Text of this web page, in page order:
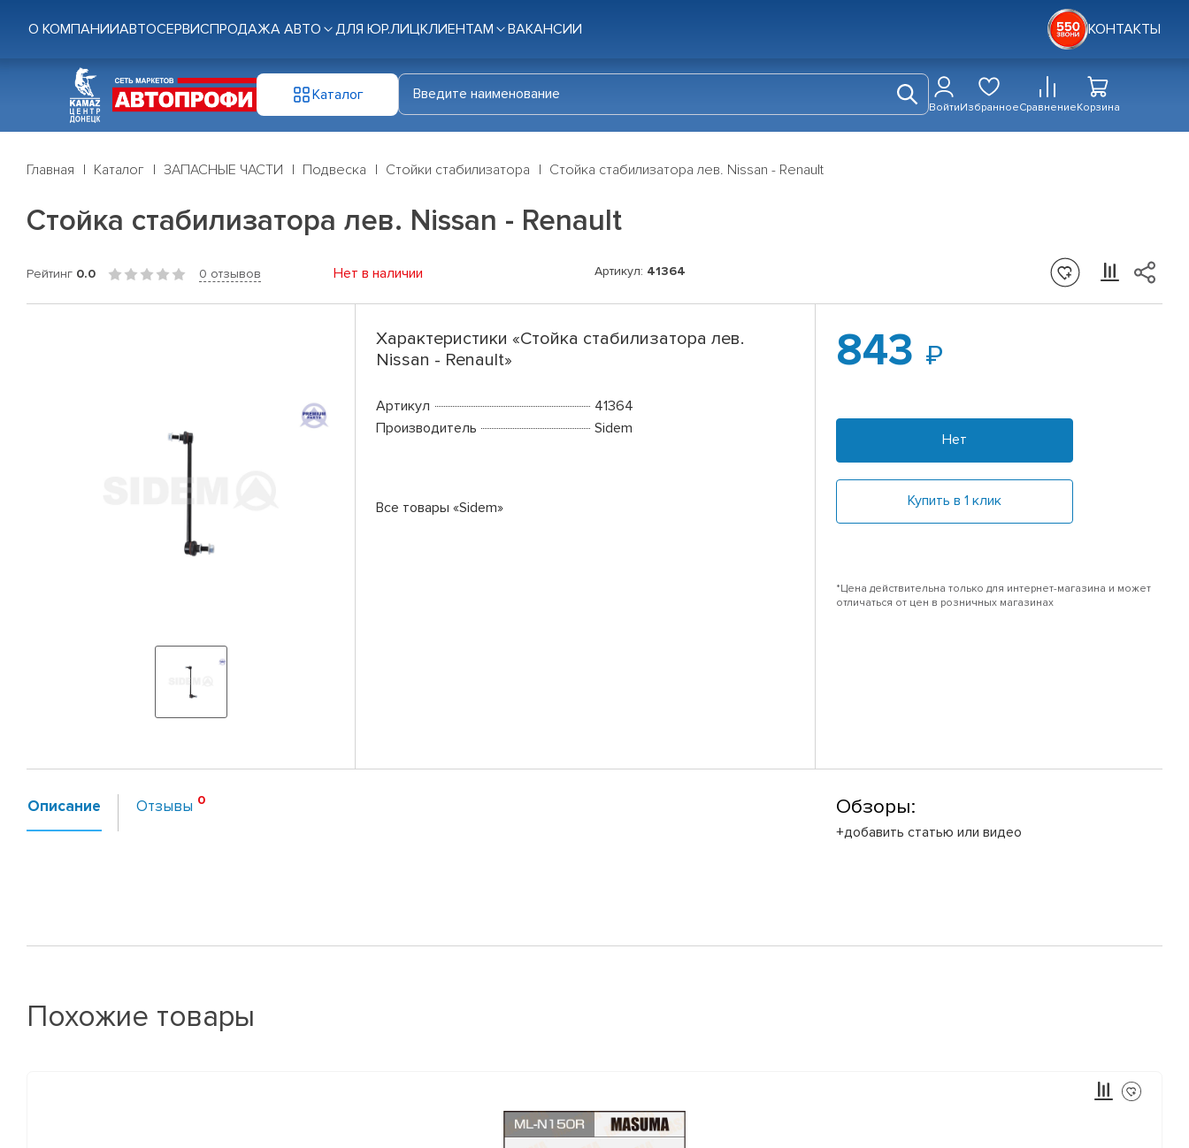
О КОМПАНИИАВТОСЕРВИСПРОДАЖА АВТО ДЛЯ ЮР.ЛИЦКЛИЕНТАМ ВАКАНСИИ КОНТАКТЫ
Каталог
ВойтиИзбранноеСравнениеКорзина
Главная Каталог ЗАПАСНЫЕ ЧАСТИ Подвеска Стойки стабилизатора Стойка стабилизатора лев. Nissan - Renault
Стойка стабилизатора лев. Nissan - Renault
Рейтинг 0.0 0 отзывов Нет в наличии Артикул: 41364
Характеристики «Стойка стабилизатора лев.
Nissan - Renault»
Артикул
41364
Производитель
Sidem
Все товары «Sidem»
843
Нет
Купить в 1 клик
*Цена действительна только для интернет-магазина и может
отличаться от цен в розничных магазинах
Описание Отзывы Обзоры:
+добавить статью или видео
Похожие товары